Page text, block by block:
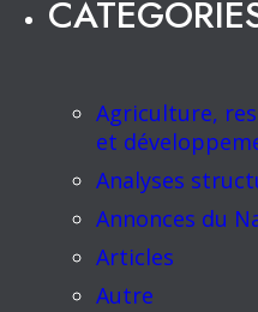
Agriculture,
et
Analyses
Annonces du
Articles
Autre